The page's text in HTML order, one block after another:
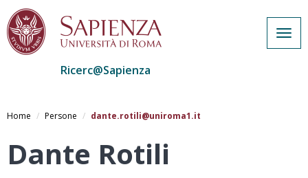
al
Ricerc@Sapienza
Home Persone dante.rotili@uniroma1.it
Dante Rotili